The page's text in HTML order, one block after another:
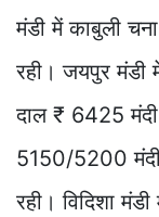
मंडी में काबुली
रही। जयपुर
दाल ₹ 6425
5150/5200
रही। विदिशा